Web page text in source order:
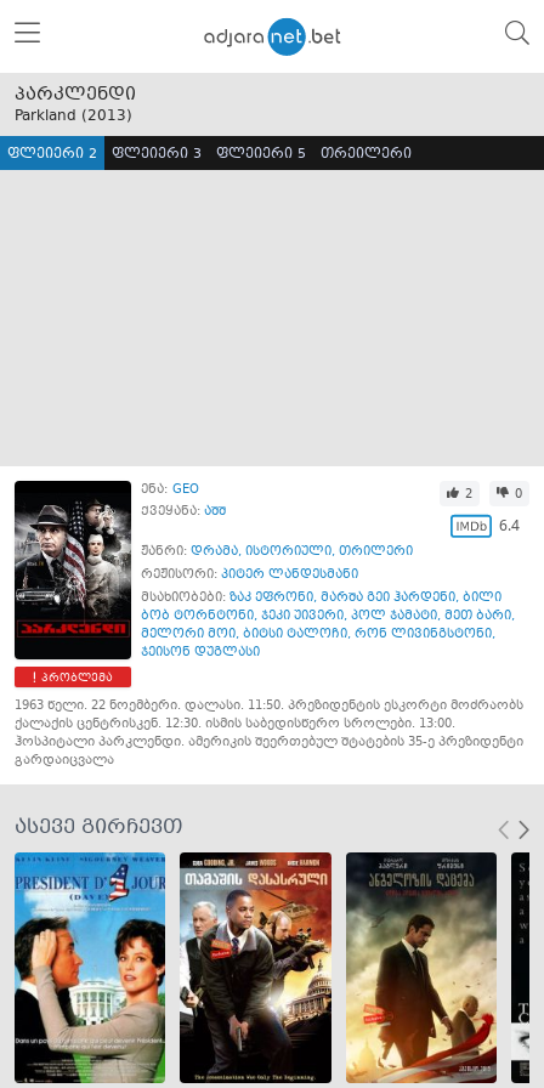
პარკლენდი
Parkland (2013)
ფლეიერი 2 ფლეიერი 3 ფლეიერი 5 თრეილერი
პრობლემა
ენა: GEO
ქვეყანა: აშშ
2 0
6.4
ჟანრი: დრამა, ისტორიული, თრილერი
რეჟისორი: პიტერ ლანდესმანი
მსახიობები: ზაკ ეფრონი, მარშა გეი ჰარდენი, ბილი
ბობ ტორნტონი, ჯეკი უივერი, პოლ ჯამატი, მეთ ბარი,
მელორი მოი, ბიტსი ტალოჩი, რონ ლივინგსტონი,
ჯეისონ დუგლასი
1963 წელი. 22 ნოემბერი. დალასი. 11:50. პრეზიდენტის ესკორტი მოძრაობს
ქალაქის ცენტრისკენ. 12:30. ისმის საბედისწერო სროლები. 13:00.
ჰოსპიტალი პარკლენდი. ამერიკის შეერთებულ შტატების 35-ე პრეზიდენტი
გარდაიცვალა
ასევე გირჩევთ